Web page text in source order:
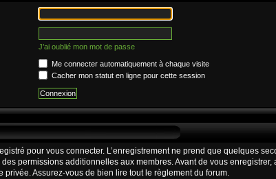
J’ai oublié mon mot de passe
Me connecter automatiquement à chaque visite
Cacher mon statut en ligne pour cette session
pour vous connecter. L’enregistrement ne prend que quelques
permissions additionnelles aux membres. Avant de vous
privée. Assurez-vous de bien lire tout le règlement du forum.